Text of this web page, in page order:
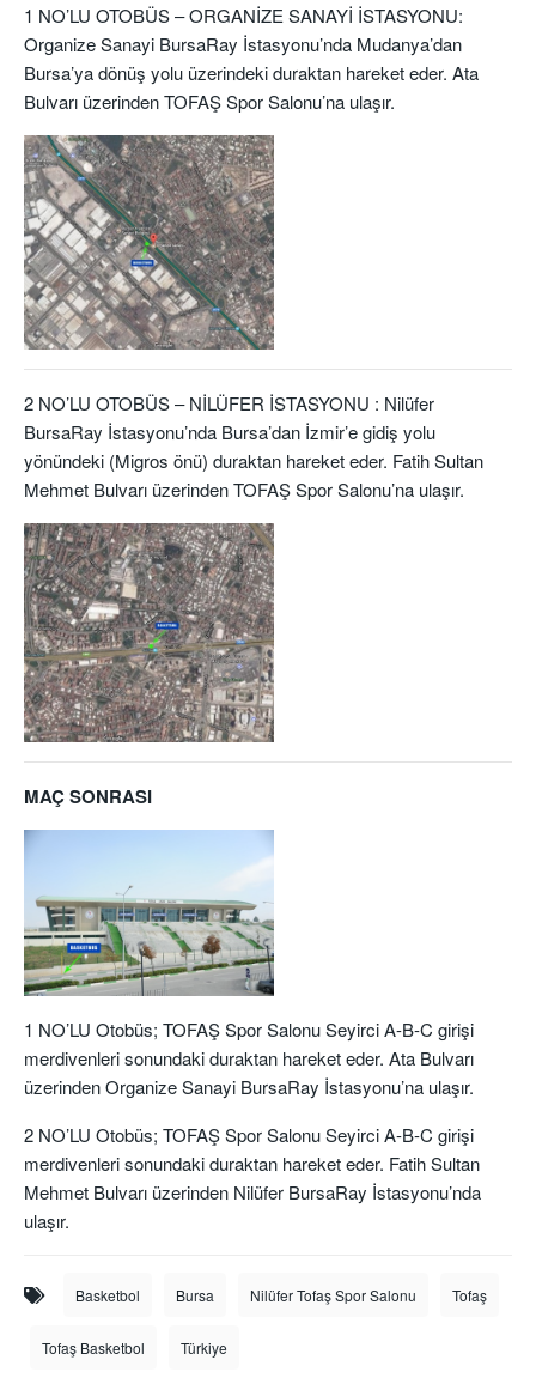
1 NO’LU OTOBÜS – ORGANİZE SANAYİ İSTASYONU:
Organize Sanayi BursaRay İstasyonu’nda Mudanya’dan
Bursa’ya dönüş yolu üzerindeki duraktan hareket eder. Ata
Bulvarı üzerinden TOFAŞ Spor Salonu’na ulaşır.
2 NO’LU OTOBÜS – NİLÜFER İSTASYONU : Nilüfer
BursaRay İstasyonu’nda Bursa’dan İzmir’e gidiş yolu
yönündeki (Migros önü) duraktan hareket eder. Fatih Sultan
Mehmet Bulvarı üzerinden TOFAŞ Spor Salonu’na ulaşır.
MAÇ SONRASI
1 NO’LU Otobüs; TOFAŞ Spor Salonu Seyirci A-B-C girişi
merdivenleri sonundaki duraktan hareket eder. Ata Bulvarı
üzerinden Organize Sanayi BursaRay İstasyonu’na ulaşır.
2 NO’LU Otobüs; TOFAŞ Spor Salonu Seyirci A-B-C girişi
merdivenleri sonundaki duraktan hareket eder. Fatih Sultan
Mehmet Bulvarı üzerinden Nilüfer BursaRay İstasyonu’nda
ulaşır.
Basketbol Bursa Nilüfer Tofaş Spor Salonu Tofaş
Tofaş Basketbol Türkiye